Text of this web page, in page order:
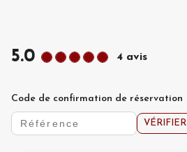
5.0 4 avis
Code de confirmation de réservation
VÉRIFIER